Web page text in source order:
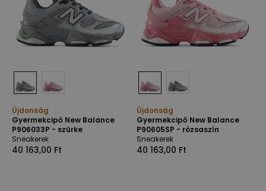
Újdonság
Gyermekcipő New Balance
P906033P - szürke
Sneakerek
40 163,00 Ft
Újdonság
Gyermekcipő New Balance
P90605SP - rózsaszín
Sneakerek
40 163,00 Ft